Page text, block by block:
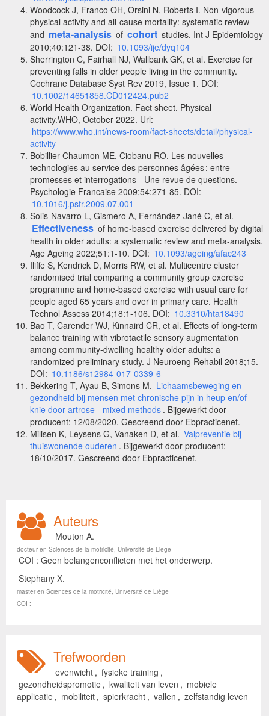
Woodcock J, Franco OH, Orsini N, Roberts I. Non-vigorous
physical activity and all-cause mortality: systematic review
and meta-analysis of cohort studies. Int J Epidemiology
2010;40:121-38. DOI: 10.1093/ije/dyq104
Sherrington C, Fairhall NJ, Wallbank GK, et al. Exercise for
preventing falls in older people living in the community.
Cochrane Database Syst Rev 2019, Issue 1. DOI:
10.1002/14651858.CD012424.pub2
World Health Organization. Fact sheet. Physical
activity.WHO, October 2022. Url:
https://www.who.int/news-room/fact-sheets/detail/physical-
activity
Bobillier-Chaumon ME, Ciobanu RO. Les nouvelles
technologies au service des personnes âgées : entre
promesses et interrogations - Une revue de questions.
Psychologie Francaise 2009;54:271-85. DOI:
10.1016/j.psfr.2009.07.001
Solis-Navarro L, Gismero A, Fernández-Jané C, et al.
Effectiveness of home-based exercise delivered by digital
health in older adults: a systematic review and meta-analysis.
Age Ageing 2022;51:1-10. DOI: 10.1093/ageing/afac243
Iliffe S, Kendrick D, Morris RW, et al. Multicentre cluster
randomised trial comparing a community group exercise
programme and home-based exercise with usual care for
people aged 65 years and over in primary care. Health
Technol Assess 2014;18:1-106. DOI: 10.3310/hta18490
Bao T, Carender WJ, Kinnaird CR, et al. Effects of long-term
balance training with vibrotactile sensory augmentation
among community-dwelling healthy older adults: a
randomized preliminary study. J Neuroeng Rehabil 2018;15.
DOI: 10.1186/s12984-017-0339-6
Bekkering T, Ayau B, Simons M. Lichaamsbeweging en
gezondheid bij mensen met chronische pijn in heup en/of
knie door artrose - mixed methods . Bijgewerkt door
producent: 12/08/2020. Gescreend door Ebpracticenet.
Milisen K, Leysens G, Vanaken D, et al. Valpreventie bij
thuiswonende ouderen . Bijgewerkt door producent:
18/10/2017. Gescreend door Ebpracticenet.
Auteurs
Mouton A.
docteur en Sciences de la motricité, Université de Liège
COI : Geen belangenconflicten met het onderwerp.
Stephany X.
master en Sciences de la motricité, Université de Liège
COI :
Trefwoorden
evenwicht , fysieke training ,
gezondheidspromotie , kwaliteit van leven , mobiele
applicatie , mobiliteit , spierkracht , vallen , zelfstandig leven